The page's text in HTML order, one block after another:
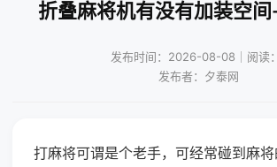
折叠麻将机有没有加装空
发布时间：2026-08-08｜阅读
发布者：夕泰网
打麻将可谓是个老手，可经常碰到麻